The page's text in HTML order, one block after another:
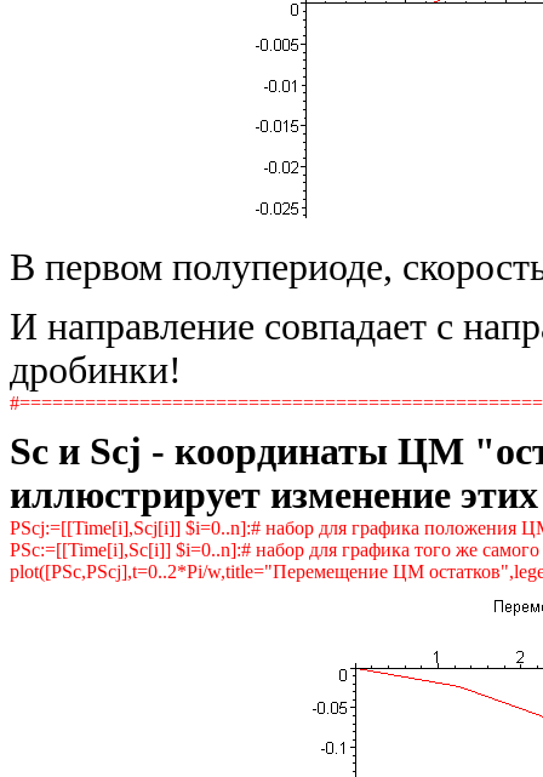
В первом полупериоде,
И направление совпадает с
дробинки!
Sc и Scj - координаты ЦМ
иллюстрирует изменение
PScj:=[[Time[i],Scj[i]] $i=0..n]:# набор для графика положения
PSc:=[[Time[i],Sc[i]] $i=0..n]:# набор для графика того же
plot([PSc,PScj],t=0..2*Pi/w,title="Перемещение ЦМ